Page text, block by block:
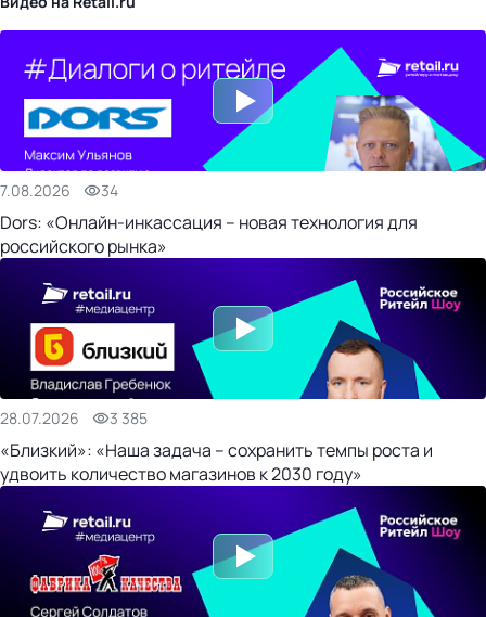
7.08.2026 34
Dors: «Онлайн-инкассация – новая технология для
российского рынка»
28.07.2026 3 385
«Близкий»: «Наша задача – сохранить темпы роста и
удвоить количество магазинов к 2030 году»